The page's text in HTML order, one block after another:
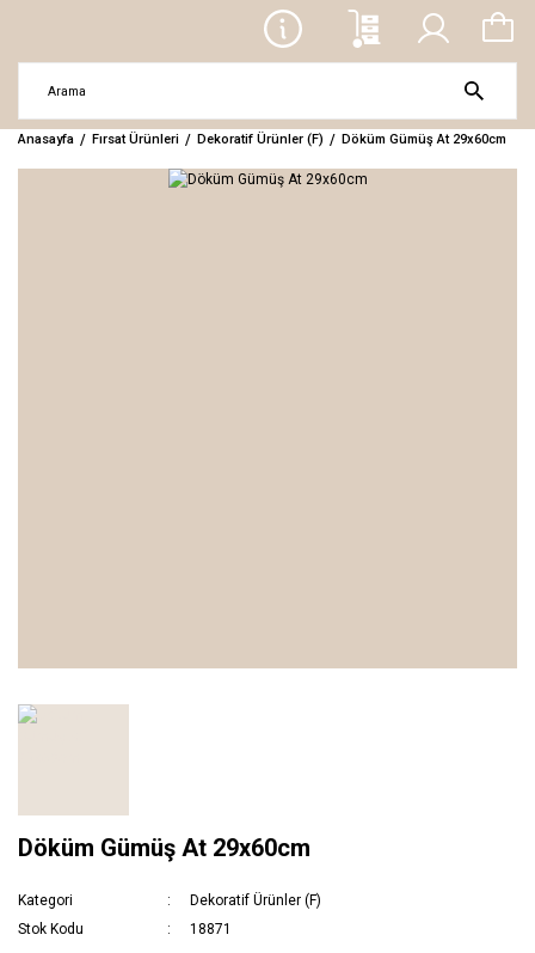
Anasayfa Fırsat Ürünleri Dekoratif Ürünler (F) Döküm Gümüş At 29x60cm
Döküm Gümüş At 29x60cm
Kategori
Dekoratif Ürünler (F)
Stok Kodu
18871